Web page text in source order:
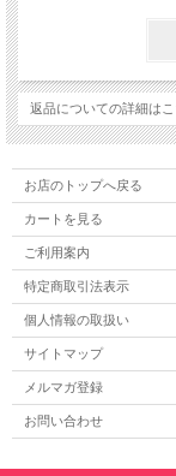
返品についての詳細は
お店のトップへ戻る
カートを見る
ご利用案内
特定商取引法表示
個人情報の取扱い
サイトマップ
メルマガ登録
お問い合わせ